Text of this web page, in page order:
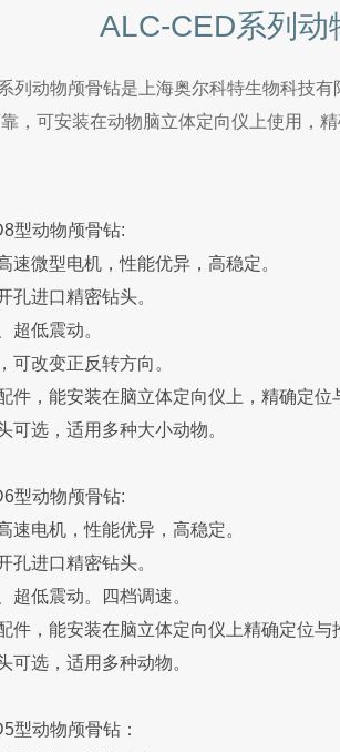
ALC-CED系列动
列动物颅骨钻是上海奥尔科特生物科技有
，可安装在动物脑立体定向仪上使用，
型动物颅骨钻:
速微型电机，性能优异，高稳定。
孔进口精密钻头。
超低震动。
可改变正反转方向。
件，能安装在脑立体定向仪上，精确定位
可选，适用多种大小动物。
型动物颅骨钻:
速电机，性能优异，高稳定。
孔进口精密钻头。
超低震动。四档调速。
件，能安装在脑立体定向仪上精确定位与
可选，适用多种动物。
型动物颅骨钻：